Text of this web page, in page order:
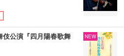
伎公演『四月陽春歌舞
NEW